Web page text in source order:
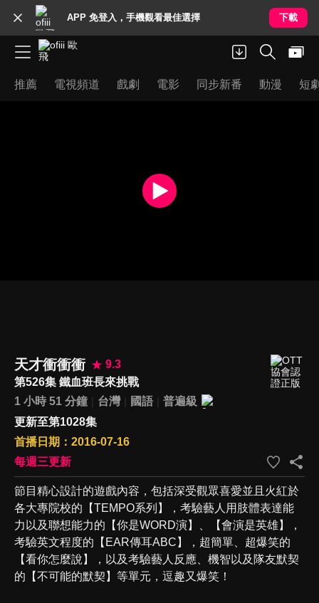
APP 免登入，手機觀看最佳選擇 下載
推薦 電視頻道 戲劇 電影 同步新番 動漫 短
天才衝衝衝
9.3
第526集 鐵血班長來挑戰
1 小時 51 分鐘
台灣 國語
普遍級
更新至第1028集
首播日期：2016-07-16
每週三更新
節目精心設計的遊戲內容，包括深受觀眾喜愛並且火紅於
各大專院校的【TEMPO系列】，考驗藝人用肢體表達能
力以及聯想能力的【你是WORD演】、【會演是英雄】，
考驗英文程度的【EAR傳耳ABC】，超簡單、超爆笑的
【看你怎麼說】，以及考驗藝人反應、機智以及隊友默契
的【不可能的默契】等單元，逗趣又爆笑！